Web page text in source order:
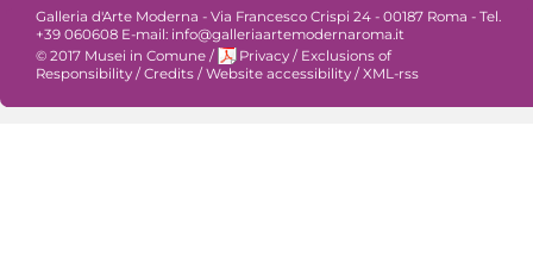
Galleria d'Arte Moderna - Via Francesco Crispi 24 - 00187 Roma - Tel.
+39 060608 E-mail: info@galleriaartemodernaroma.it
© 2017 Musei in Comune / Privacy / Exclusions of
Responsibility /Credits /Website accessibility /XML-rss